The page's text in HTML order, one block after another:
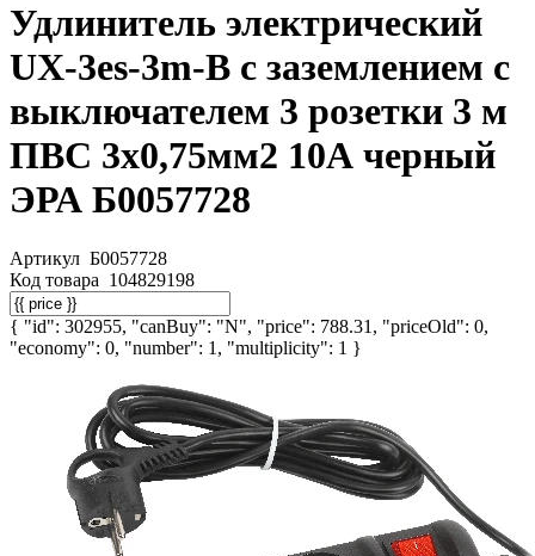
Удлинитель электрический
UX-3es-3m-B с заземлением с
выключателем 3 розетки 3 м
ПВС 3x0,75мм2 10А черный
ЭРА Б0057728
Артикул Б0057728
Код товара 104829198
{ "id": 302955, "canBuy": "N", "price": 788.31, "priceOld": 0,
"economy": 0, "number": 1, "multiplicity": 1 }